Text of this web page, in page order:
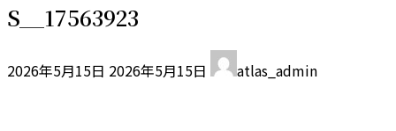
S__17563923
2026年5月15日 終
2026年5月15日 atlas_admin